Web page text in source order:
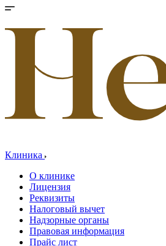
Клиника
О клинике
Лицензия
Реквизиты
Налоговый вычет
Надзорные органы
Правовая информация
Прайс лист